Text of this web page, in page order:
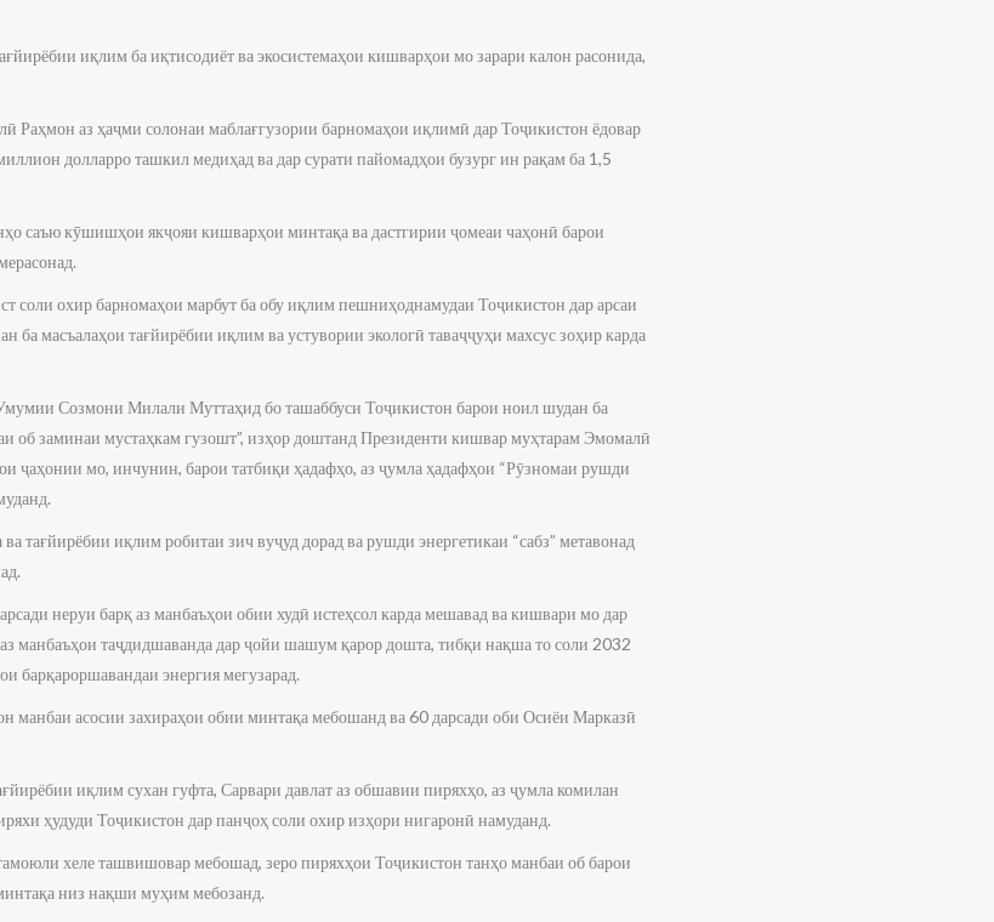
иқлим ба иқтисодиёт ва экосистемаҳои кишварҳои мо зарари калон расонида,
Раҳмон аз ҳаҷми солонаи маблағгузории барномаҳои иқлимӣ дар Тоҷикистон ёдовар
долларро ташкил медиҳад ва дар сурати пайомадҳои бузург ин рақам ба 1,5
саъю кӯшишҳои якҷояи кишварҳои минтақа ва дастгирии ҷомеаи чаҳонӣ барои
соли охир барномаҳои марбут ба обу иқлим пешниҳоднамудаи Тоҷикистон дар арсаи
ба масъалаҳои тағйирёбии иқлим ва устувории экологӣ таваҷҷуҳи махсус зоҳир карда
Созмони Милали Муттаҳид бо ташаббуси Тоҷикистон барои ноил шудан ба
об заминаи мустаҳкам гузошт”, изҳор доштанд Президенти кишвар муҳтарам Эмомалӣ
ҷаҳонии мо, инчунин, барои татбиқи ҳадафҳо, аз ҷумла ҳадафҳои “Рӯзномаи рушди
тағйирёбии иқлим робитаи зич вуҷуд дорад ва рушди энергетикаи “сабз” метавонад
неруи барқ аз манбаъҳои обии худӣ истеҳсол карда мешавад ва кишвари мо дар
аз манбаъҳои таҷдидшаванда дар ҷойи шашум қарор дошта, тибқи нақша то соли 2032
барқароршавандаи энергия мегузарад.
манбаи асосии захираҳои обии минтақа мебошанд ва 60 дарсади оби Осиёи Марказӣ
иқлим сухан гуфта, Сарвари давлат аз обшавии пиряхҳо, аз ҷумла комилан
ҳудуди Тоҷикистон дар панҷоҳ соли охир изҳори нигаронӣ намуданд.
хеле ташвишовар мебошад, зеро пиряхҳои Тоҷикистон танҳо манбаи об барои
низ нақши муҳим мебозанд.